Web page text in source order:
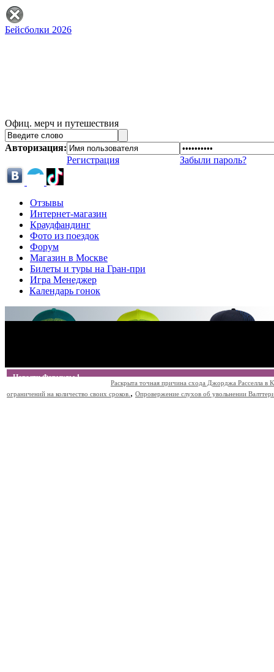
Бейсболки 2026
Офиц. мерч и путешествия
Авторизация:
Регистрация
Забыли пароль?
Отзывы
Интернет-магазин
Краудфандинг
Фото из поездок
Форум
Магазин в Москве
Билеты и туры на Гран-при
Игра Менеджер
Календарь гонок
Новости Формулы 1
Раскрыта точная причина схода Джорджа Расселла в
ограничений на количество своих сроков. , Опровержение слухов об увольнении